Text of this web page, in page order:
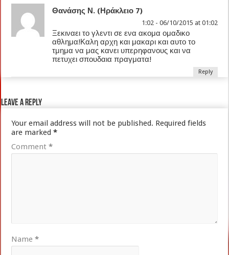
Θανάσης Ν. (Ηράκλειο 7)
1:02 - 06/10/2015 at 01:02
Ξεκιναει το γλεντι σε ενα ακομα ομαδικο
αθλημα!Καλη αρχη και μακαρι και αυτο το
τμημα να μας κανει υπερηφανους και να
πετυχει σπουδαια πραγματα!
Reply
Leave a Reply
Your email address will not be published. Required fields
are marked*
Comment*
Name*